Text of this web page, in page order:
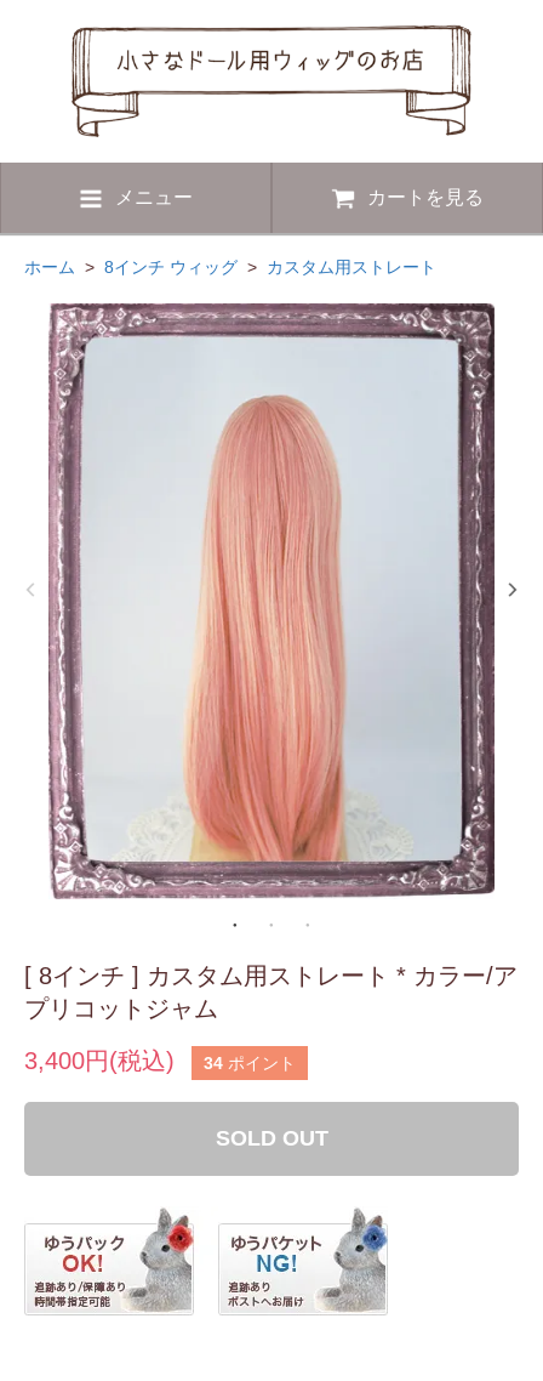
メニュー カートを見る
ホーム > 8インチ ウィッグ > カスタム用ストレート
[ 8インチ ] カスタム用ストレート * カラー/ア
プリコットジャム
3,400円(税込)
34 ポイント
SOLD OUT